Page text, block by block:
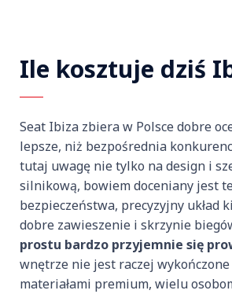
Ile kosztuje dziś
Seat Ibiza zbiera w Polsce dobre
lepsze, niż bezpośrednia
tutaj uwagę nie tylko na design i
silnikową, bowiem doceniany jest
bezpieczeństwa, precyzyjny układ
dobre zawieszenie i skrzynie
prostu bardzo przyjemnie się
wnętrze nie jest raczej
materiałami premium, wielu